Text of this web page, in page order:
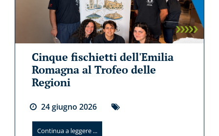
Cinque fischietti dell'Emilia
Romagna al Trofeo delle
Regioni
24giugno 2026
Continua a leggere ...